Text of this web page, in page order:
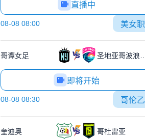
直播中
08-08 08:00 美女职
哥谭女足
即将开始
08-08 08:30 哥伦乙
奎迪奥 哥杜雷亚